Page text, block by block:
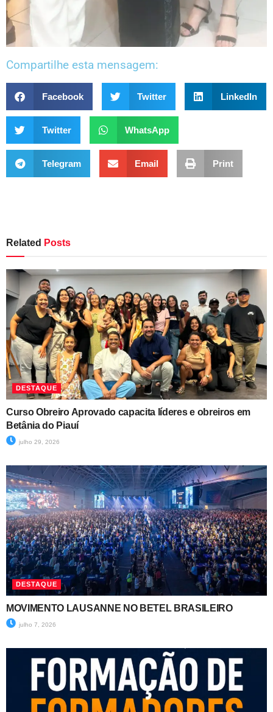
Compartilhe esta mensagem:
Facebook Twitter LinkedIn
Twitter WhatsApp
Telegram Email Print
Related Posts
DESTAQUE
Curso Obreiro Aprovado capacita líderes e obreiros em
Betânia do Piauí
julho 29, 2026
DESTAQUE
MOVIMENTO LAUSANNE NO BETEL BRASILEIRO
julho 7, 2026